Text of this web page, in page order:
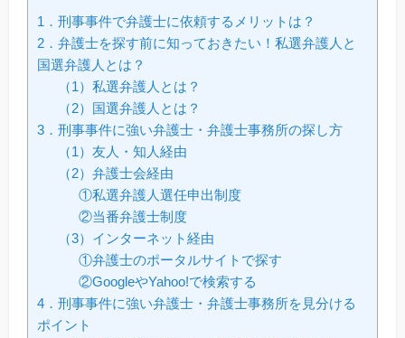
1．刑事事件で弁護士に依頼するメリットは？
2．弁護士を探す前に知っておきたい！私選弁護人と
国選弁護人とは？
（1）私選弁護人とは？
（2）国選弁護人とは？
3．刑事事件に強い弁護士・弁護士事務所の探し方
（1）友人・知人経由
（2）弁護士会経由
①私選弁護人選任申出制度
②当番弁護士制度
（3）インターネット経由
①弁護士のポータルサイトで探す
②GoogleやYahoo!で検索する
4．刑事事件に強い弁護士・弁護士事務所を見分ける
ポイント